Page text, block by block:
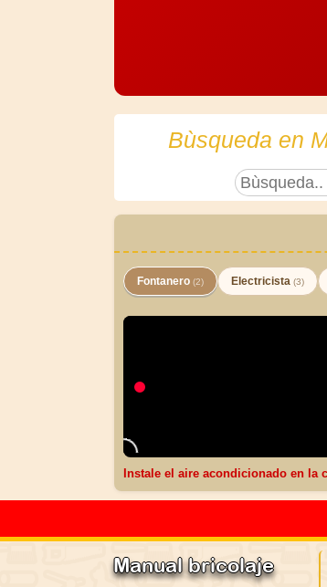
Bùsqueda en
Fontanero (2) Electricista (3)
Instale el aire acondicionado en la
Manual bricolaje